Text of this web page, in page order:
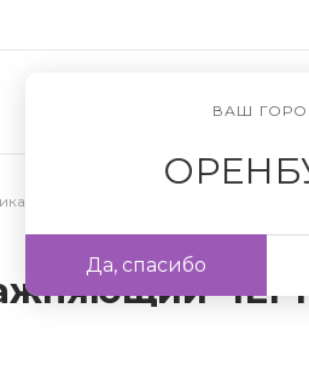
ВАШ
Да, спасибо
для рук